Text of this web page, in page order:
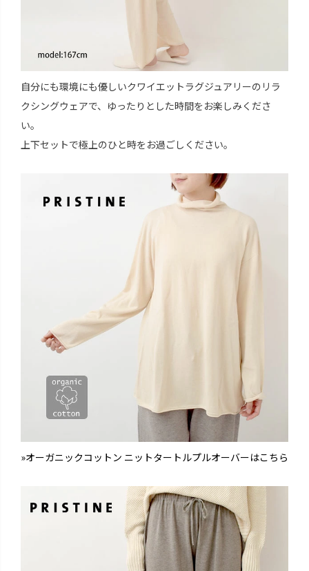
自分にも環境にも優しいクワイエットラグジュアリーのリラ
クシングウェアで、ゆったりとした時間をお楽しみくださ
い。
上下セットで極上のひと時をお過ごしください。
»オーガニックコットン ニットタートルプルオーバーはこちら